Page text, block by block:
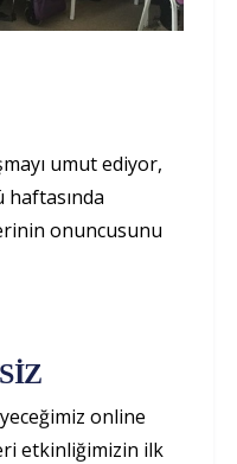
umut ediyor,
haftasında
onuncusunu
online
etkinliğimizin ilk